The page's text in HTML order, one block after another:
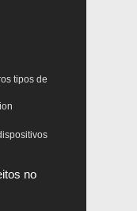
tipos de
no